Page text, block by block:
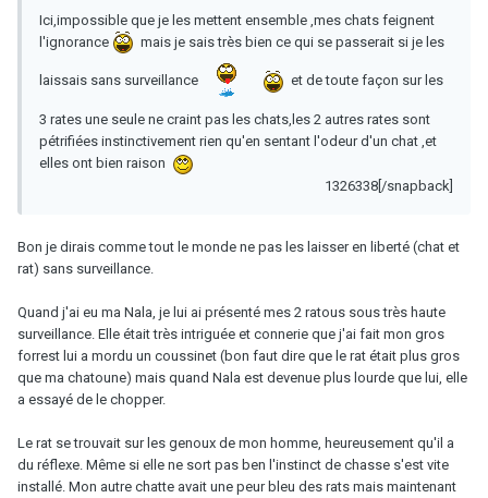
Ici,impossible que je les mettent ensemble ,mes chats feignent
l'ignorance
mais je sais très bien ce qui se passerait si je les
laissais sans surveillance et de toute façon sur les
3 rates une seule ne craint pas les chats,les 2 autres rates sont
pétrifiées instinctivement rien qu'en sentant l'odeur d'un chat ,et
elles ont bien raison
1326338[/snapback]
Bon je dirais comme tout le monde ne pas les laisser en liberté (chat et
rat) sans surveillance.
Quand j'ai eu ma Nala, je lui ai présenté mes 2 ratous sous très haute
surveillance. Elle était très intriguée et connerie que j'ai fait mon gros
forrest lui a mordu un coussinet (bon faut dire que le rat était plus gros
que ma chatoune) mais quand Nala est devenue plus lourde que lui, elle
a essayé de le chopper.
Le rat se trouvait sur les genoux de mon homme, heureusement qu'il a
du réflexe. Même si elle ne sort pas ben l'instinct de chasse s'est vite
installé. Mon autre chatte avait une peur bleu des rats mais maintenant